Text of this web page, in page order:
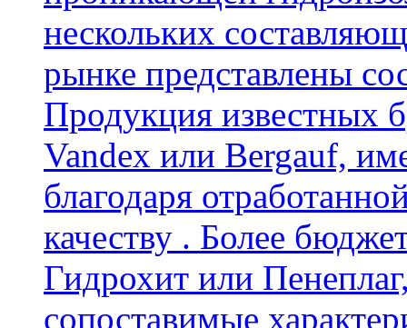
нескольких
рынке представлены
Продукция известных
Vandex или Bergauf,
благодаря
качеству . Более
Гидрохит или
сопоставимые